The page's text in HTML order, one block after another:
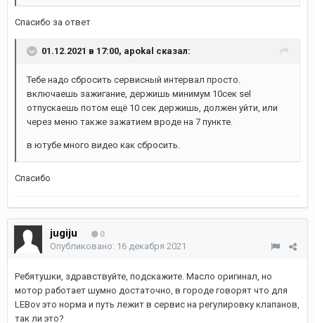
Спасибо за ответ
01.12.2021 в 17:00, apokal сказал:
Тебе надо сбросить сервисный интервал просто.
включаешь зажигание, держишь минимум 10сек sel
отпускаешь потом ещё 10 сек держишь, должен уйти, или
через меню также зажатием вроде на 7 пункте.
в ютубе много видео как сбросить.
Спасибо
jugiju 0
Опубликовано: 16 декабря 2021
Ребятушки, здравствуйте, подскажите. Масло оригинал, но
мотор работает шумно достаточно, в городе говорят что для
LEBov это норма и путь лежит в сервис на регулировку клапанов,
так ли это?